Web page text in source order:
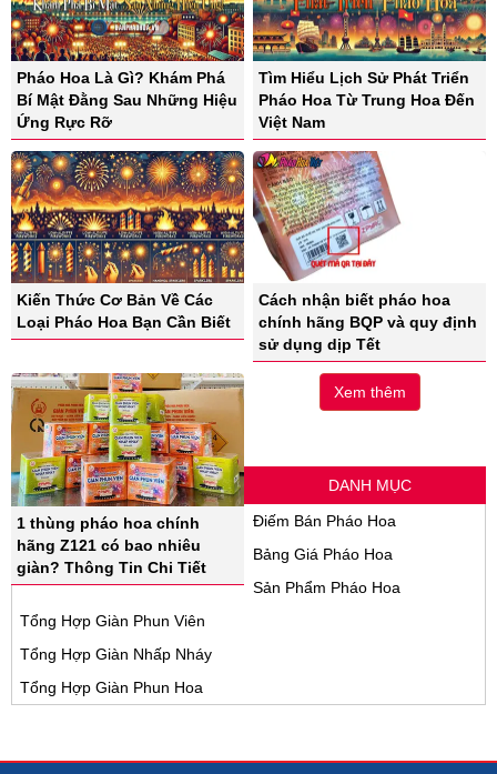
Pháo Hoa Là Gì? Khám Phá
Bí Mật Đằng Sau Những Hiệu
Ứng Rực Rỡ
Tìm Hiểu Lịch Sử Phát Triển
Pháo Hoa Từ Trung Hoa Đến
Việt Nam
Kiến Thức Cơ Bản Về Các
Loại Pháo Hoa Bạn Cần Biết
Cách nhận biết pháo hoa
chính hãng BQP và quy định
sử dụng dịp Tết
1 thùng pháo hoa chính
hãng Z121 có bao nhiêu
giàn? Thông Tin Chi Tiết
Xem thêm
DANH MỤC
Điếm Bán Pháo Hoa
Bảng Giá Pháo Hoa
Sản Phẩm Pháo Hoa
Tổng Hợp Giàn Phun Viên
Tổng Hợp Giàn Nhấp Nháy
Tổng Hợp Giàn Phun Hoa